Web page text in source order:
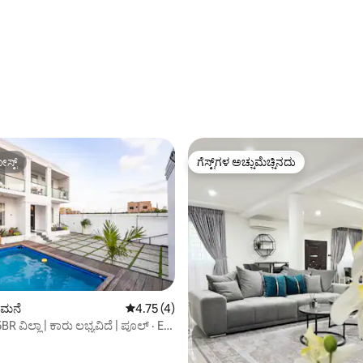
13 ವಿಮರ್ಶೆಗಳು
3 ವಿಮರ್ಶೆಗಳು
ಮನೆ 5 ರಲ್ಲಿ 4.75 ಸರಾಸರಿ ರೇಟಿಂಗ್, 4 ವಿಮರ್ಶೆಗಳು
4.75 (4)
ವಿಲ್ಲಾ | ಕಾರು ಲಭ್ಯವಿದೆ | ಪೂಲ್ · E.
ಗೆಸ್ಟ್‌ಗಳ ಅಚ್ಚುಮೆಚ್ಚಿನದು
ಗೆಸ್ಟ್‌ಗಳ ಅಚ್ಚುಮೆಚ್ಚಿನದು